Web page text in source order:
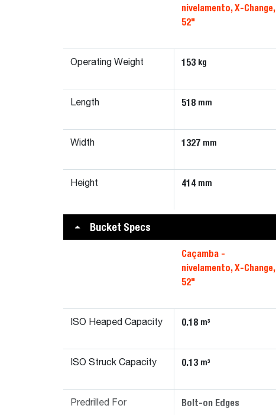
nivelamento, X-Change,
52"
Operating Weight 153 kg
Length 518 mm
Width 1327 mm
Height 414 mm
Bucket Specs
Caçamba -
nivelamento, X-Change,
52"
ISO Heaped Capacity 0.18 m³
ISO Struck Capacity 0.13 m³
Predrilled For Bolt-on Edges